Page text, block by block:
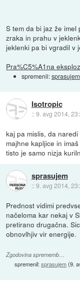
S tem da bi jaz že
zraka in prahu v
jeklenki pa bi vgradil v
Pra%C5%A1na
spremenil:sprasujem
Isotropic
::9. avg 2014,
kaj pa mislis, da
majhne kapljice in
tisto je samo nizja
sprasujem
::9. avg 2014,
Prednost vidimi
načeloma kar nekaj v
pretirano drugačna.
obnovlhjiv vir energije.
Zgodovina sprememb…
spremenil:sprasujem(9.